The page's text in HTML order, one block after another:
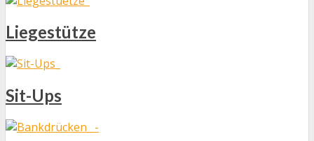
Liegestütze
Sit-Ups